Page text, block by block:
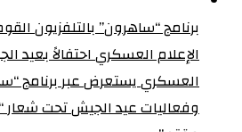
برنامج “ساهرون” بالتلفزيون
العسكري يستعرض عبر برنامج
وفعاليات عيد الجيش تحت